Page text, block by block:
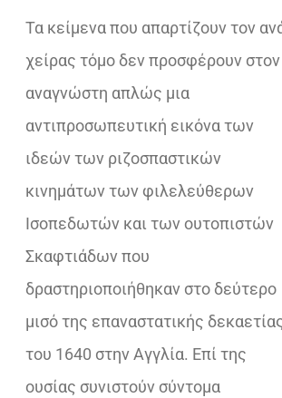
Τα κείμενα που απαρτίζουν τον
χείρας τόμο δεν προσφέρουν στον
αναγνώστη απλώς μια
αντιπροσωπευτική εικόνα των
ιδεών των ριζοσπαστικών
κινημάτων των φιλελεύθερων
Ισοπεδωτών και των ουτοπιστών
Σκαφτιάδων που
δραστηριοποιήθηκαν στο δεύτερο
μισό της επαναστατικής
του 1640 στην Αγγλία. Επί της
ουσίας συνιστούν σύντομα